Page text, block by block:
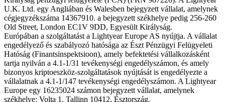
U.K. Ltd. egy Angliában és Walesben bejegyzett vállalat, amelynek
cégjegyzékszáma 14367910. a bejegyzett székhelye pedig 256-260
Old Street, London EC1V 9DD, Egyesült Királyság.
Európában a szolgáltatást a Lightyear Europe AS nyújtja. A vállalat
engedélyező és szabályozó hatósága az Észt Pénzügyi Felügyeleti
Hatóság (Finantsinspektsioon), amely befektetési vállalkozásként
tartja nyilván a 4.1-1/31 tevékenységi engedélyszámon, és amely
bizonyos kriptoeszköz-szolgáltatások nyújtását is engedélyezte a
vállalatnak a 4.1-1/147 tevékenységi engedélyszámon. A Lightyear
Europe egy 16235024 számon bejegyzett vállalat, amelynek
székhelye: Volta 1, Tallinn 10412, Észtország.